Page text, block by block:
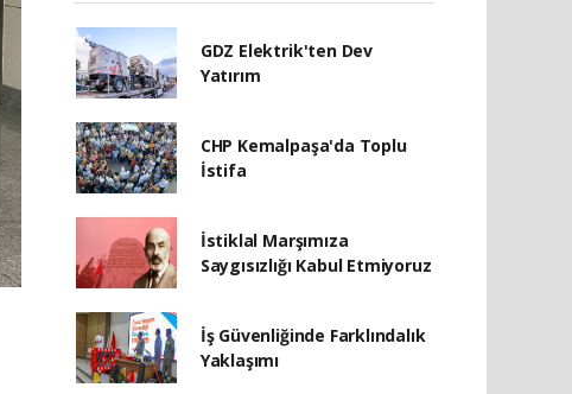
GDZ Elektrik'ten Dev
Yatırım
CHP Kemalpaşa'da Toplu
İstifa
İstiklal Marşımıza
Saygısızlığı Kabul Etmiyoruz
İş Güvenliğinde Farklındalık
Yaklaşımı